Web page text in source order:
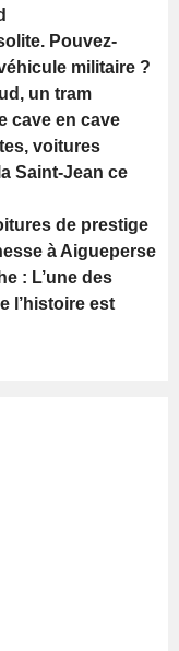
Pouvez-
militaire ?
un tram
cave en cave
voitures
Saint-Jean ce
de prestige
à Aigueperse
: L’une des
l’histoire est